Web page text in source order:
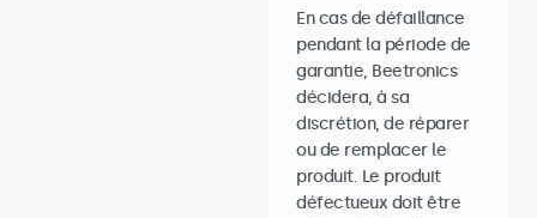
En cas de défaillance
pendant la période de
garantie, Beetronics
décidera, à sa
discrétion, de réparer
ou de remplacer le
produit. Le produit
défectueux doit être